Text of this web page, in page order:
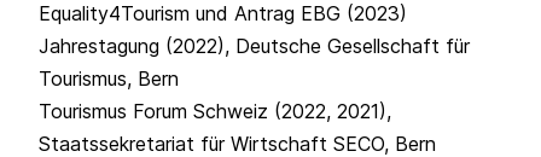
Equality4Tourism und Antrag EBG (2023)
Jahrestagung (2022), Deutsche Gesellschaft für
Tourismus, Bern
Tourismus Forum Schweiz (2022, 2021),
Staatssekretariat für Wirtschaft SECO, Bern